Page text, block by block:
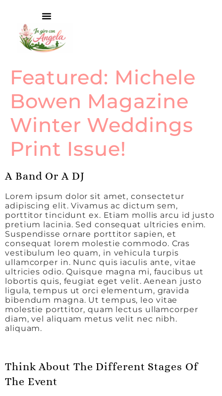
Featured: Michele
Bowen Magazine
Winter Weddings
Print Issue!
A Band Or A DJ
Lorem ipsum dolor sit amet, consectetur
adipiscing elit. Vivamus ac dictum sem,
porttitor tincidunt ex. Etiam mollis arcu id justo
pretium lacinia. Sed consequat ultricies enim.
Suspendisse ornare porttitor sapien, et
consequat lorem molestie commodo. Cras
vestibulum leo quam, in vehicula turpis
ullamcorper in. Nunc quis iaculis ante, vitae
ultricies odio. Quisque magna mi, faucibus ut
lobortis quis, feugiat eget velit. Aenean justo
ligula, tempus ut orci elementum, gravida
bibendum magna. Ut tempus, leo vitae
molestie porttitor, quam lectus ullamcorper
diam, vel aliquam metus velit nec nibh.
aliquam.
Think About The Different Stages Of
The Event